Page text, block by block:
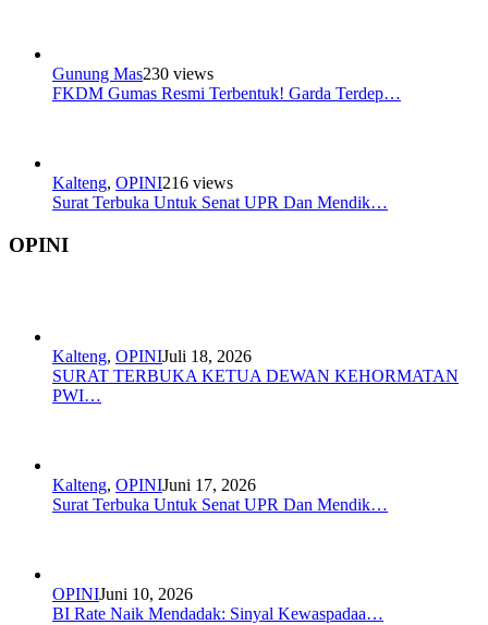
Gunung Mas230 views
FKDM Gumas Resmi Terbentuk! Garda Terdep…
Kalteng, OPINI216 views
Surat Terbuka Untuk Senat UPR Dan Mendik…
OPINI
Kalteng, OPINIJuli 18, 2026
SURAT TERBUKA KETUA DEWAN KEHORMATAN
PWI…
Kalteng, OPINIJuni 17, 2026
Surat Terbuka Untuk Senat UPR Dan Mendik…
OPINIJuni 10, 2026
BI Rate Naik Mendadak: Sinyal Kewaspadaa…